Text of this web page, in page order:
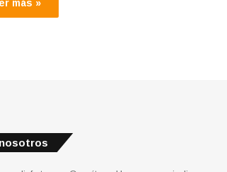
más »